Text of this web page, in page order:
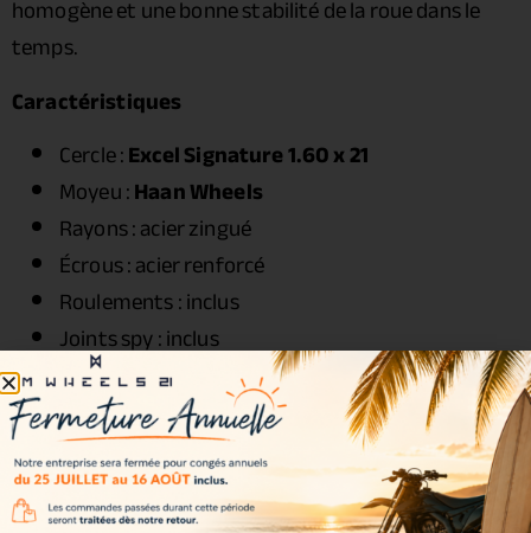
homogène et une bonne stabilité de la roue dans le
temps.
Caractéristiques
Cercle :Excel Signature 1.60 x 21
Moyeu :Haan Wheels
Rayons : acier zingué
Écrous : acier renforcé
Roulements : inclus
Joints spy : inclus
Entretoises : incluses
Visserie : incluse
Couleurs disponibles
Couleurs incluses dans le kit :